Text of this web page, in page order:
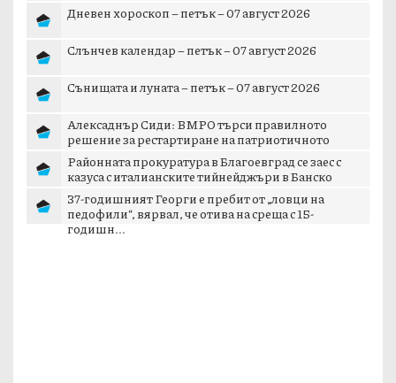
Дневен хороскоп – петък – 07 август 2026
Слънчев календар – петък – 07 август 2026
Сънищата и луната – петък – 07 август 2026
Алексаднър Сиди: ВМРО търси правилното
решение за рестартиране на патриотичното
пространст...
Районната прокуратура в Благоевград се заес с
казуса с италианските тийнейджъри в Банско
37-годишният Георги е пребит от „ловци на
педофили“, вярвал, че отива на среща с 15-
годишн...